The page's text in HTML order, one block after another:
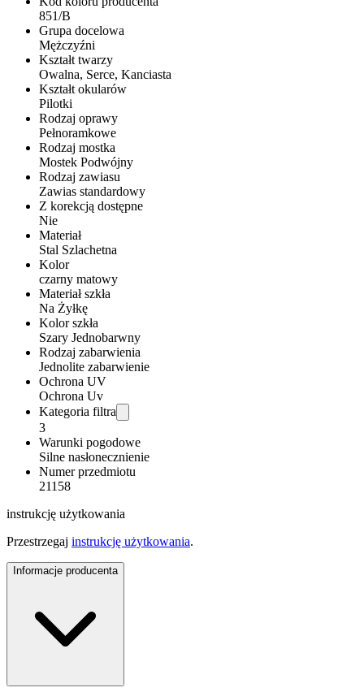
851/B
Grupa docelowa
Mężczyźni
Kształt twarzy
Owalna, Serce, Kanciasta
Kształt okularów
Pilotki
Rodzaj oprawy
Pełnoramkowe
Rodzaj mostka
Mostek Podwójny
Rodzaj zawiasu
Zawias standardowy
Z korekcją dostępne
Nie
Materiał
Stal Szlachetna
Kolor
czarny matowy
Materiał szkła
Na Żyłkę
Kolor szkła
Szary Jednobarwny
Rodzaj zabarwienia
Jednolite zabarwienie
Ochrona UV
Ochrona Uv
Kategoria filtra
3
Warunki pogodowe
Silne nasłonecznienie
Numer przedmiotu
21158
instrukcję użytkowania
Przestrzegaj instrukcję użytkowania.
Informacje producenta